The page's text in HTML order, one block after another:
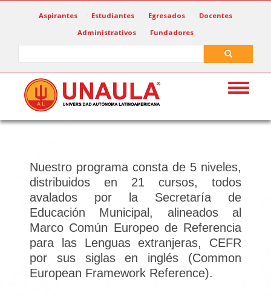
Aspirantes Estudiantes Egresados
Docentes
Administrativos
Fundadores
Toggle
Nuestro programa consta de 5 niveles,
distribuidos en 21 cursos, todos
avalados por la Secretaría de
Educación Municipal, alineados al
Marco Común Europeo de Referencia
para las Lenguas extranjeras, CEFR
por sus siglas en inglés (Common
European Framework Reference).